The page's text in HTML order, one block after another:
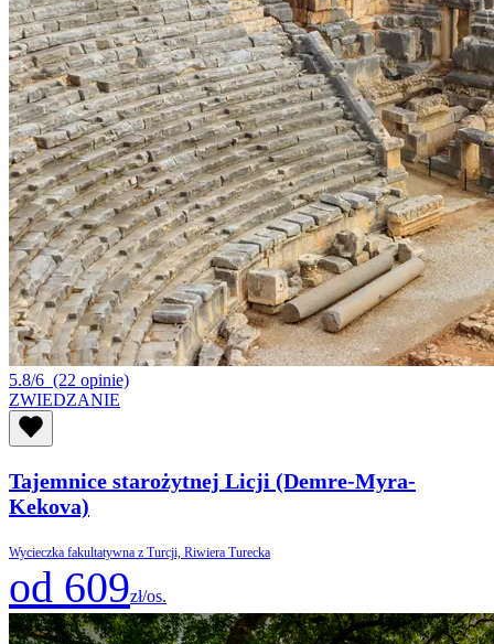
5.8/6 (22 opinie)
ZWIEDZANIE
Tajemnice starożytnej Licji (Demre-Myra-
Kekova)
Wycieczka fakultatywna z Turcji, Riwiera Turecka
od 609zł/os.